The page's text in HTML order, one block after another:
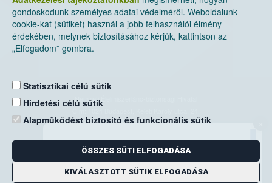
gondoskodunk személyes adatai védelméről. Weboldalunk
cookie-kat (sütiket) használ a jobb felhasználói élmény
érdekében, melynek biztosításához kérjük, kattintson az
„Elfogadom” gombra.
Statisztikai célú sütik
Hirdetési célú sütik
Alapműködést biztosító és funkcionális sütik
ÖSSZES SÜTI ELFOGADÁSA
KIVÁLASZTOTT SÜTIK ELFOGADÁSA
Nemzeti Élelmiszerlánc-biztonsági Hivatal
Levelezési cím: 1525 Budapest. Pf. 30.
E-mail:ugyfelszolgalat@nebih.gov.hu
Zöld szám: 06-80/263-244
Telefon: 06-1/ 336-9000